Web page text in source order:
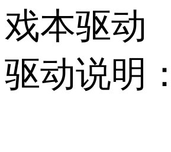
戏本驱动
驱动说明：